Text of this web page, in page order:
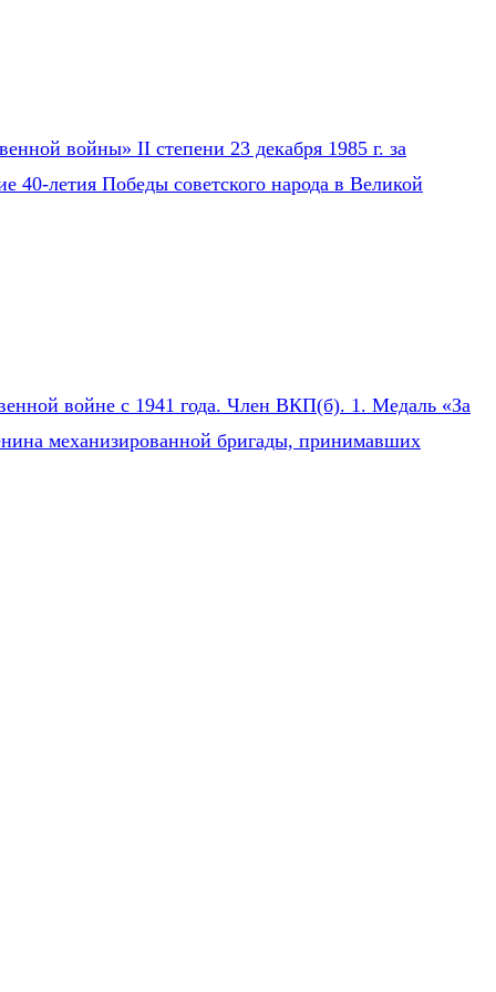
войны» II степени 23 декабря 1985 г. за
40-летия Победы советского народа в Великой
войне с 1941 года. Член ВКП(б). 1. Медаль «За
механизированной бригады, принимавших